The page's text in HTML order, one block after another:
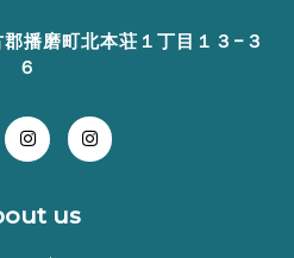
播磨町北本荘１丁目１３−３
６
us